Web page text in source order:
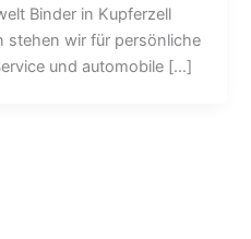
Binder in Kupferzell
stehen wir für persönliche
und automobile […]